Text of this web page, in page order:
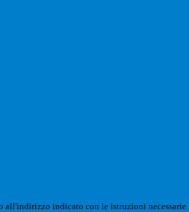
all'indirizzo indicato con le istruzioni necessarie.